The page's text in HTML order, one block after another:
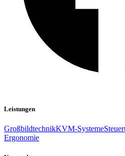
Leistungen
GroßbildtechnikKVM-Systeme
Ergonomie